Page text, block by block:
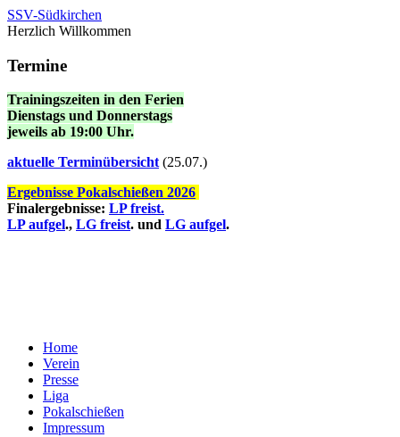
SSV-Südkirchen
Herzlich Willkommen
Termine
Trainingszeiten in den Ferien
Dienstags und Donnerstags
jeweils ab 19:00 Uhr.
aktuelle Terminübersicht(25.07.)
Ergebnisse Pokalschießen 2026
Finalergebnisse: LP freist.
LP aufgel., LG freist. und LG aufgel.
Home
Verein
Presse
Liga
Pokalschießen
Impressum